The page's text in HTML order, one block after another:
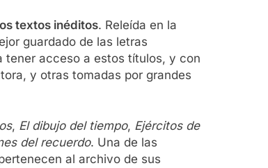
textos inéditos. Releída en la
guardado de las letras
tener acceso a estos títulos, y con
y otras tomadas por grandes
, El dibujo del tiempo, Ejércitos de
del recuerdo. Una de las
al archivo de sus